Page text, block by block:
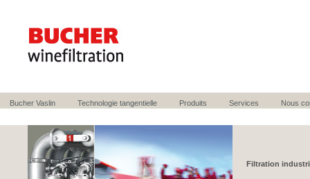
Bucher Vaslin Technologie tangentielle Produits Services Nous
Filtration